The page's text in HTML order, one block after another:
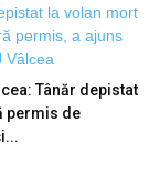
Tânăr depistat
permis de